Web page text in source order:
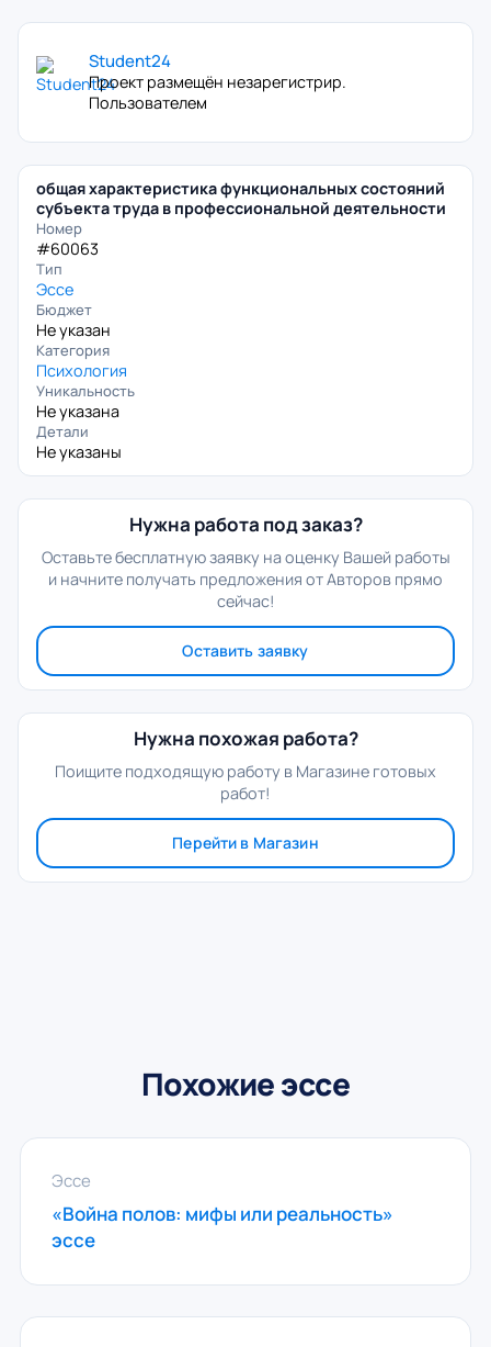
Student24
Проект размещён незарегистрир.
Пользователем
общая характеристика функциональных состояний
субъекта труда в профессиональной деятельности
Номер
#60063
Тип
Эссе
Бюджет
Не указан
Категория
Психология
Уникальность
Не указана
Детали
Не указаны
Нужна работа под заказ?
Оставьте бесплатную заявку на оценку Вашей работы
и начните получать предложения от Авторов прямо
сейчас!
Оставить заявку
Нужна похожая работа?
Поищите подходящую работу в Магазине готовых
работ!
Перейти в Магазин
Похожие эссе
Эссе
«Война полов: мифы или реальность»
эссе